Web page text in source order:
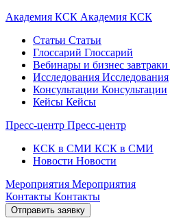
Академия КСК Академия КСК
Статьи Статьи
Глоссарий Глоссарий
Вебинары и бизнес завтраки
Исследования Исследования
Консультации Консультации
Кейсы Кейсы
Пресс-центр Пресс-центр
КСК в СМИ КСК в СМИ
Новости Новости
Мероприятия Мероприятия
Контакты Контакты
Отправить заявку